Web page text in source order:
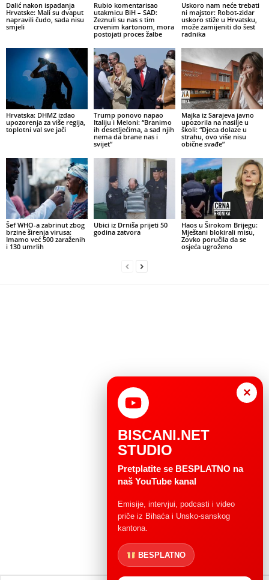
Dalić nakon ispadanja
Hrvatske: Mali su dvaput
napravili čudo, sada nisu
smjeli
Rubio komentarisao
utakmicu BiH – SAD:
Zeznuli su nas s tim
crvenim kartonom, mora
postojati proces žalbe
Uskoro nam neće trebati
ni majstor: Robot-zidar
uskoro stiže u Hrvatsku,
može zamijeniti do šest
radnika
Hrvatska: DHMZ izdao
upozorenja za više regija,
toplotni val sve jači
Trump ponovo napao
Italiju i Meloni: “Branimo
ih desetljećima, a sad njih
nema da brane nas i
svijet”
Majka iz Sarajeva javno
upozorila na nasilje u
školi: “Djeca dolaze u
strahu, ovo više nisu
obične svađe”
Šef WHO-a zabrinut zbog
brzine širenja virusa:
Imamo već 500 zaraženih
i 130 umrlih
Ubici iz Drniša prijeti 50
godina zatvora
Haos u Širokom Brijegu:
Mještani blokirali misu,
Zovko poručila da se
osjeća ugroženo
×
BISCANI.NET
STUDIO
Pretplatite se BESPLATNO na
naš YouTube kanal
Emisije, intervjui, podcasti i video
priče iz Bihaća i Unsko-sanskog
kantona.
BESPLATNO